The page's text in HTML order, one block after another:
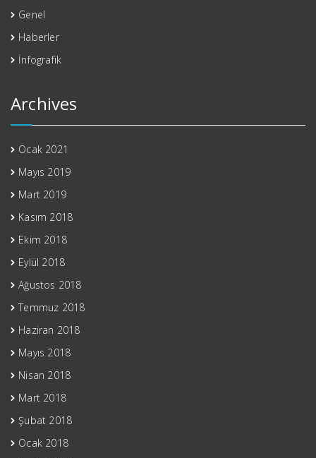
Genel
Haberler
İnfografik
Archives
Ocak 2021
Mayıs 2019
Mart 2019
Kasım 2018
Ekim 2018
Eylül 2018
Ağustos 2018
Temmuz 2018
Haziran 2018
Mayıs 2018
Nisan 2018
Mart 2018
Şubat 2018
Ocak 2018